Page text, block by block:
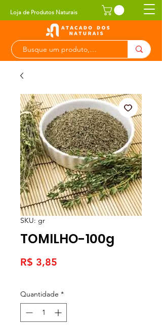
Loja de Produtos Naturais
SKU: gr
TOMILHO-100g
R$ 3,85
Quantidade *